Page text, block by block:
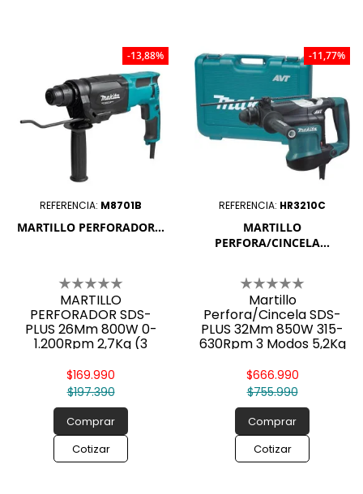
REFERENCIA: M8701B
MARTILLO PERFORADOR...
MARTILLO
PERFORADOR SDS-
PLUS 26Mm 800W 0-
1.200Rpm 2,7Kg (3
$197.390
$169.990
Comprar
Cotizar
-13,88%
REFERENCIA: HR3210C
MARTILLO
PERFORA/CINCELA...
Martillo
Perfora/Cincela SDS-
PLUS 32Mm 850W 315-
630Rpm 3 Modos 5,2Kg
$755.990
$666.990
Comprar
Cotizar
-11,77%